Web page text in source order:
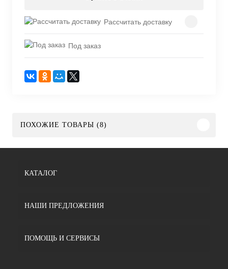
Рассчитать доставку
Под заказ
ПОХОЖИЕ ТОВАРЫ (8)
КАТАЛОГ
НАШИ ПРЕДЛОЖЕНИЯ
ПОМОЩЬ И СЕРВИСЫ